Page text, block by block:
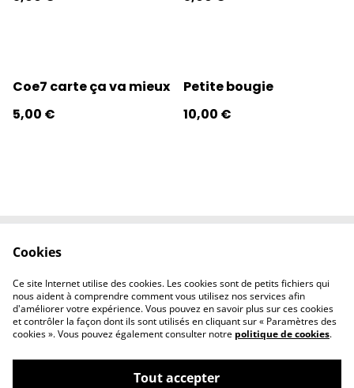
Coe7 carte ça va mieux
5,00 €
Petite bougie
10,00 €
Contactez-nous
Politique de
confidentialité
Politique de
cookies
Cookies
Ce site Internet utilise des cookies. Les cookies sont de petits fichiers qui
nous aident à comprendre comment vous utilisez nos services afin
d'améliorer votre expérience. Vous pouvez en savoir plus sur ces cookies
et contrôler la façon dont ils sont utilisés en cliquant sur « Paramètres des
cookies ». Vous pouvez également consulter notre politique de cookies.
Tout accepter